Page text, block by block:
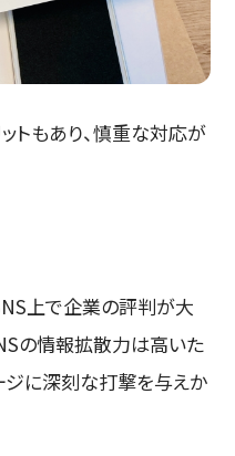
トもあり、慎重な対応が
上で企業の評判が大
の情報拡散力は高いた
ジに深刻な打撃を与えか